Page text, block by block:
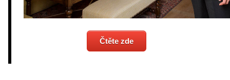
Čtěte zde